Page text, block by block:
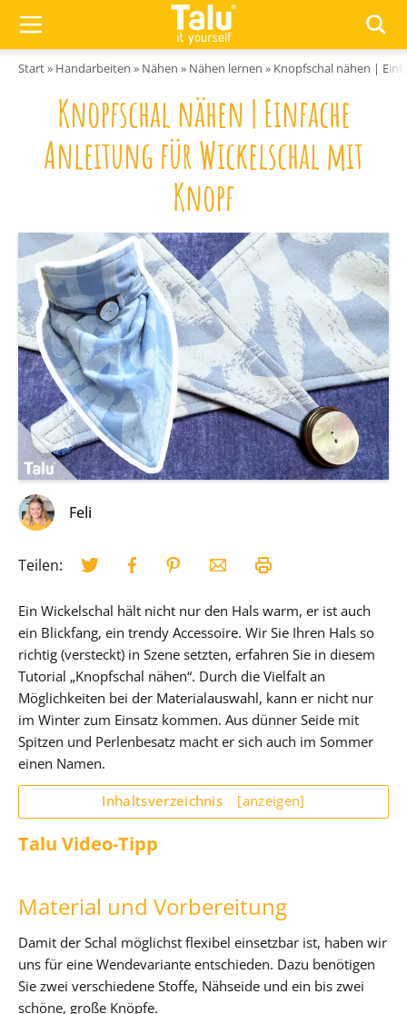
Start» Handarbeiten » Nähen » Nähen lernen » Knopfschal nähen |
Knopfschal nähen | Einfache
Anleitung für Wickelschal mit
Knopf
Feli
Teilen:
Ein Wickelschal hält nicht nur den Hals warm, er ist auch
ein Blickfang, ein trendy Accessoire. Wir Sie Ihren Hals so
richtig (versteckt) in Szene setzten, erfahren Sie in diesem
Tutorial „Knopfschal nähen“. Durch die Vielfalt an
Möglichkeiten bei der Materialauswahl, kann er nicht nur
im Winter zum Einsatz kommen. Aus dünner Seide mit
Spitzen und Perlenbesatz macht er sich auch im Sommer
einen Namen.
Inhaltsverzeichnis [anzeigen]
Talu Video-Tipp
Material und Vorbereitung
Damit der Schal möglichst flexibel einsetzbar ist, haben wir
uns für eine Wendevariante entschieden. Dazu benötigen
Sie zwei verschiedene Stoffe, Nähseide und ein bis zwei
schöne, große Knöpfe.